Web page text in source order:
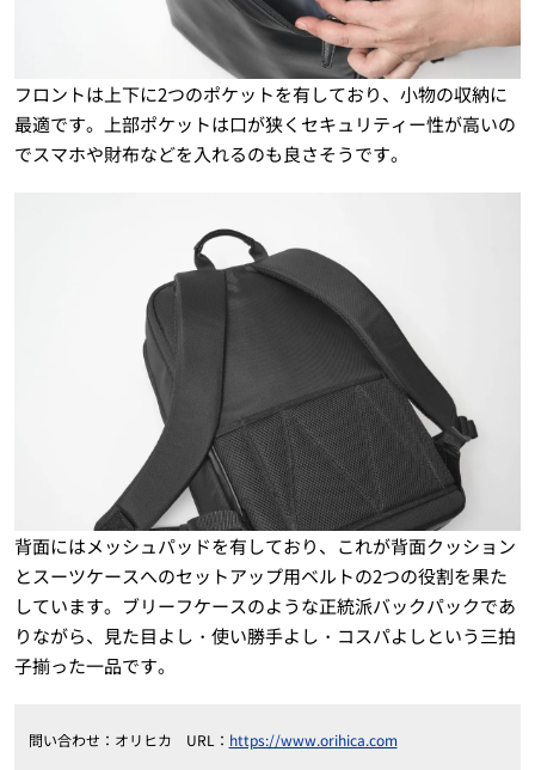
フロントは上下に2つのポケットを有しており、小物の収納に
最適です。上部ポケットは口が狭くセキュリティー性が高いの
でスマホや財布などを入れるのも良さそうです。
背面にはメッシュパッドを有しており、これが背面クッション
とスーツケースへのセットアップ用ベルトの2つの役割を果た
しています。ブリーフケースのような正統派バックパックであ
りながら、見た目よし・使い勝手よし・コスパよしという三拍
子揃った一品です。
問い合わせ：オリヒカ URL： https://www.orihica.com